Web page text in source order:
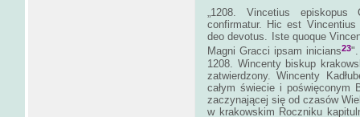
„1208. Vincetius
confirmatur. Hic est
deo devotus. Iste quoque
Magni Gracci ipsam inicians23".
1208. Wincenty biskup
zatwierdzony. Wincenty
całym świecie i poświęconym
zaczynającej się od czasów
w krakowskim Roczniku